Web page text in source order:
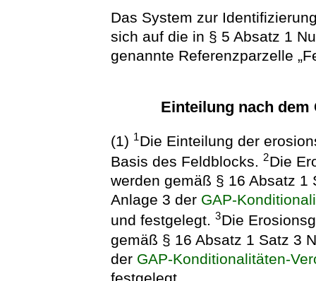
Das System zur
sich auf die in § 5 Absatz 1
genannte Referenzparzelle
Einteilung nach
(1) 1Die Einteilung der
Basis des Feldblocks.2Die
werden gemäß § 16 Absatz 1
Anlage 3 der GAP-
und festgelegt.3Die
gemäß § 16 Absatz 1 Satz 3
der GAP-Konditionalitäten-
festgelegt.